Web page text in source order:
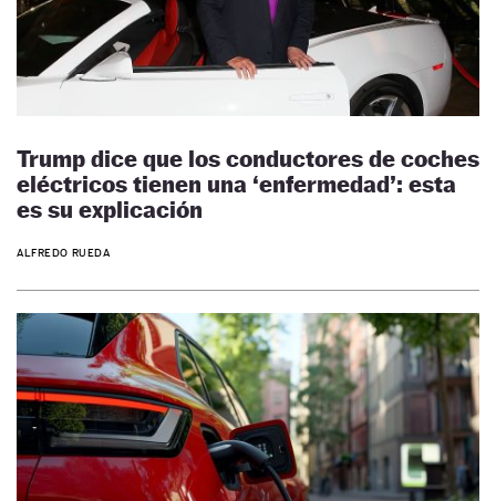
Trump dice que los conductores de coches
eléctricos tienen una ‘enfermedad’: esta
es su explicación
ALFREDO RUEDA